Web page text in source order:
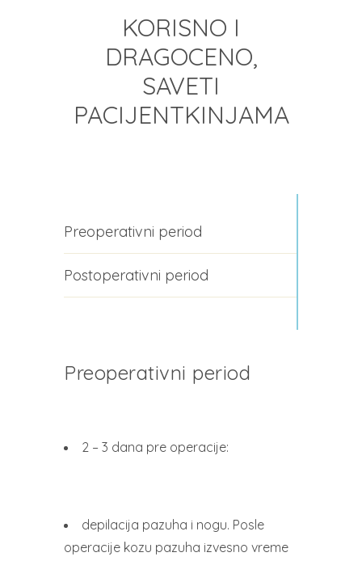
KORISNO I
DRAGOCENO,
SAVETI
PACIJENTKINJAMA
Preoperativni period
Postoperativni period
Preoperativni period
2 – 3 dana pre operacije:
depilacija pazuha i nogu. Posle
operacije kozu pazuha izvesno vreme